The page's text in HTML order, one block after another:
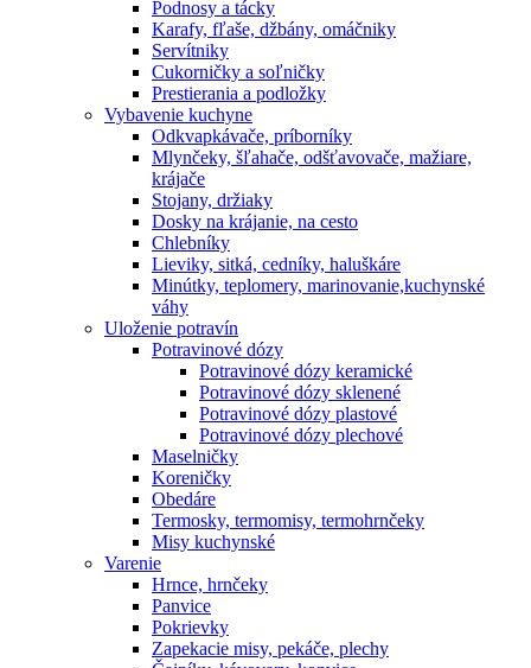
Podnosy a tácky
Karafy, fľaše, džbány, omáčniky
Servítniky
Cukorničky a soľničky
Prestierania a podložky
Vybavenie kuchyne
Odkvapkávače, príborníky
Mlynčeky, šľahače, odšťavovače, mažiare,
krájače
Stojany, držiaky
Dosky na krájanie, na cesto
Chlebníky
Lieviky, sitká, cedníky, haluškáre
Minútky, teplomery, marinovanie,kuchynské
váhy
Uloženie potravín
Potravinové dózy
Potravinové dózy keramické
Potravinové dózy sklenené
Potravinové dózy plastové
Potravinové dózy plechové
Maselničky
Koreničky
Obedáre
Termosky, termomisy, termohrnčeky
Misy kuchynské
Varenie
Hrnce, hrnčeky
Panvice
Pokrievky
Zapekacie misy, pekáče, plechy